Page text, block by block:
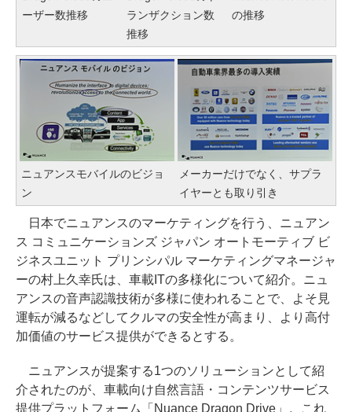
ーザー数推移
ランザクション数
推移
の推移
ニュアンスモバイルのビジョ
ン
メーカーだけでなく、サプラ
イヤーとも取り引き
日本でニュアンスのマーケティングを行う、ニュアン
ス コミュニケーションズ ジャパン オートモーティブ ビ
ジネスユニット プリンシパル マーケティングマネージャ
ーの村上久幸氏は、車載ITの多様化について紹介。ニュ
アンスの音声認識技術が多様に使われることで、よそ見
運転が減るなどしてクルマの安全性が高まり、より高付
加価値のサービス提供ができるとする。
ニュアンスが提案する1つのソリューションとして紹
介されたのが、車載向け自然言語・コンテンツサービス
提供プラットフォーム「Nuance Dragon Drive」。これ